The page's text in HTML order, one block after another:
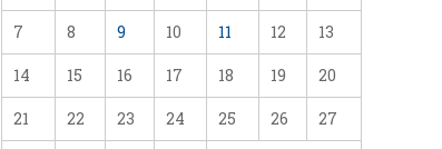
7 8 9 10 11 12 13
14 15 16 17 18 19 20
21 22 23 24 25 26 27